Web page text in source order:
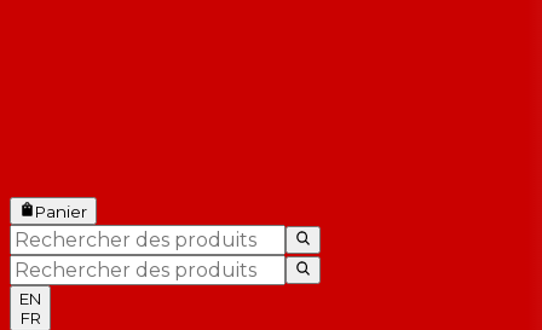
Panier
EN
FR